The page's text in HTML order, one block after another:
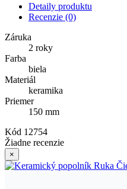
Detaily produktu
Recenzie (0)
Záruka
2 roky
Farba
biela
Materiál
keramika
Priemer
150 mm
Kód 12754
Žiadne recenzie
×